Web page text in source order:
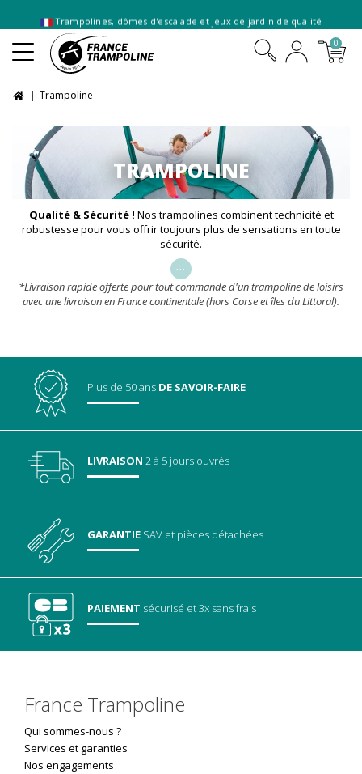
0
Trampoline
TRAMPOLINE
Qualité & Sécurité ! Nos trampolines combinent technicité et
robustesse pour vous offrir toujours plus de sensations en toute
sécurité.
...
*Livraison rapide offerte pour tout commande d'un trampoline de loisirs
avec une livraison en France continentale (hors Corse et îles du Littoral).
Plus de 50 ans DE SAVOIR-FAIRE
LIVRAISON 2 à 5 jours ouvrés
GARANTIE SAV et pièces détachées
PAIEMENT sécurisé et 3x sans frais
France Trampoline
Qui sommes-nous ?
Services et garanties
Nos engagements